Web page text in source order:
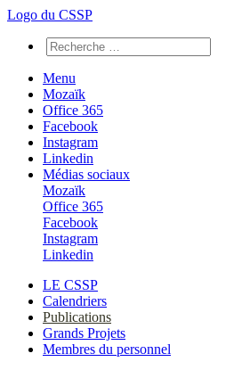
Logo du CSSP
Menu
Mozaïk
Office 365
Facebook
Instagram
Linkedin
Médias sociaux
Mozaïk
Office 365
Facebook
Instagram
Linkedin
LE CSSP
Calendriers
Publications
Grands Projets
Membres du personnel